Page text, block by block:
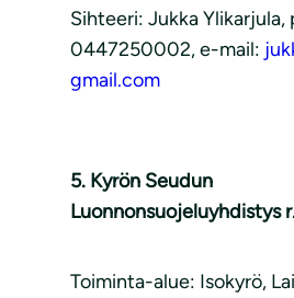
Sihteeri: Jukka Ylikarjula,
0447250002, e-mail:
gmail.com
5. Kyrön Seudun
Luonnonsuojeluyhdistys
Toiminta-alue: Isokyrö,